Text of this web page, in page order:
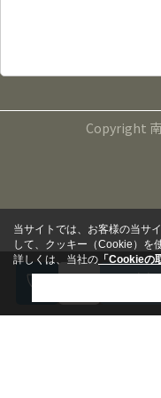
Copyright
当サイトでは、お客様の当サ
して、クッキー（Cookie）を
詳しくは、当社の 「Cookieの